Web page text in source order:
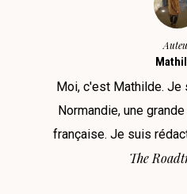
Moi, c'est Mathilde. Je
Normandie, une
française. Je suis
The